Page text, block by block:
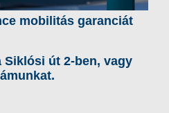
mobilitás garanciát
Siklósi út 2-ben, vagy